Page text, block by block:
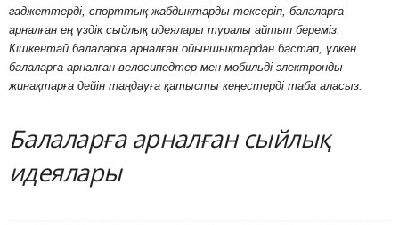
гаджеттерді, спорттық жабдықтарды тексеріп, балаларға
арналған ең үздік сыйлық идеялары туралы айтып береміз.
Кішкентай балаларға арналған ойыншықтардан бастап, үлкен
балаларға арналған велосипедтер мен мобильді электронды
жинақтарға дейін таңдауға қатысты кеңестерді таба аласыз.
Балаларға арналған сыйлық
идеялары